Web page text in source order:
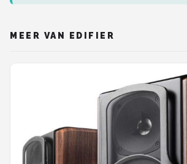
MEER VAN EDIFIER